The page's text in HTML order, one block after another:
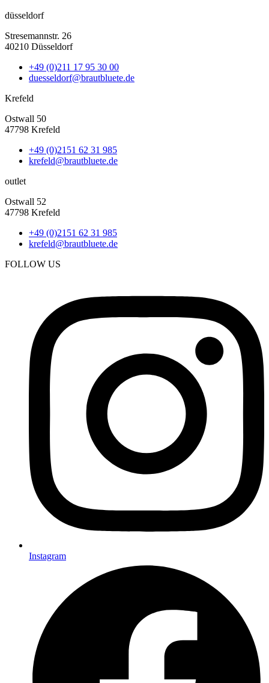
düsseldorf
Stresemannstr. 26
40210 Düsseldorf
+49 (0)211 17 95 30 00
duesseldorf@brautbluete.de
Krefeld
Ostwall 50
47798 Krefeld
+49 (0)2151 62 31 985
krefeld@brautbluete.de
outlet
Ostwall 52
47798 Krefeld
+49 (0)2151 62 31 985
krefeld@brautbluete.de
FOLLOW US
Instagram